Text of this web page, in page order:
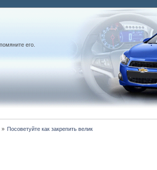
его.
» Посоветуйте как закрепить велик